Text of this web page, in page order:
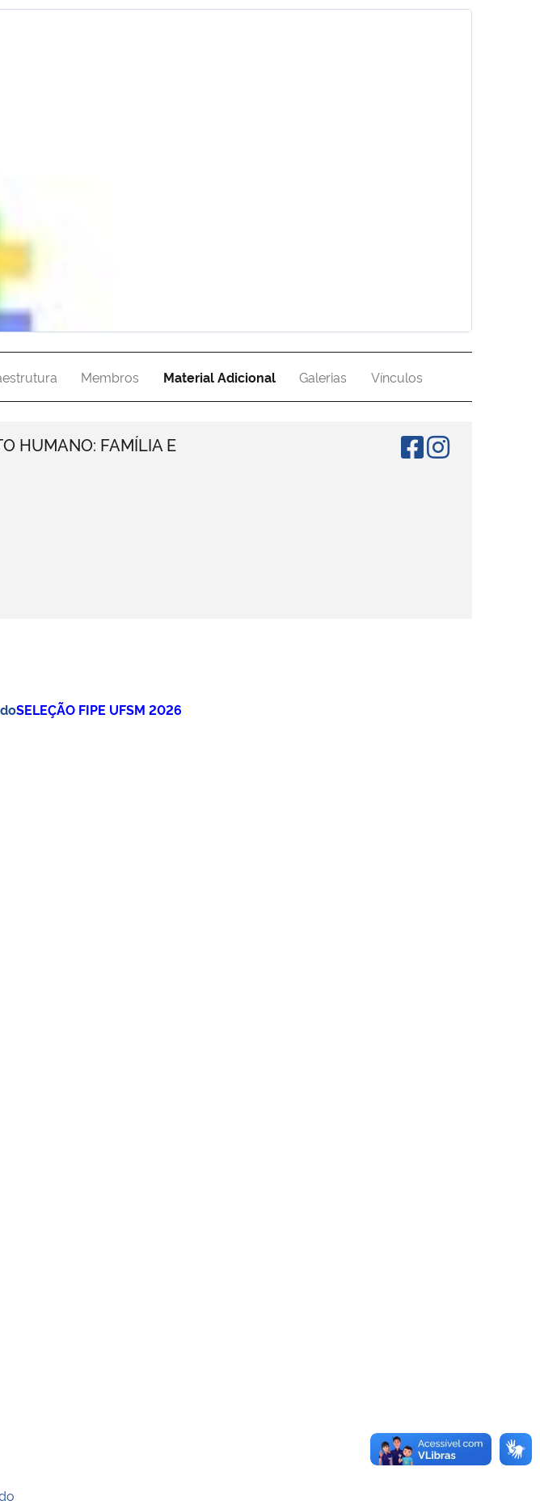
Membros Material Adicional Galerias Vínculos
HUMANO: FAMÍLIA E
SELEÇÃO FIPE UFSM 2026